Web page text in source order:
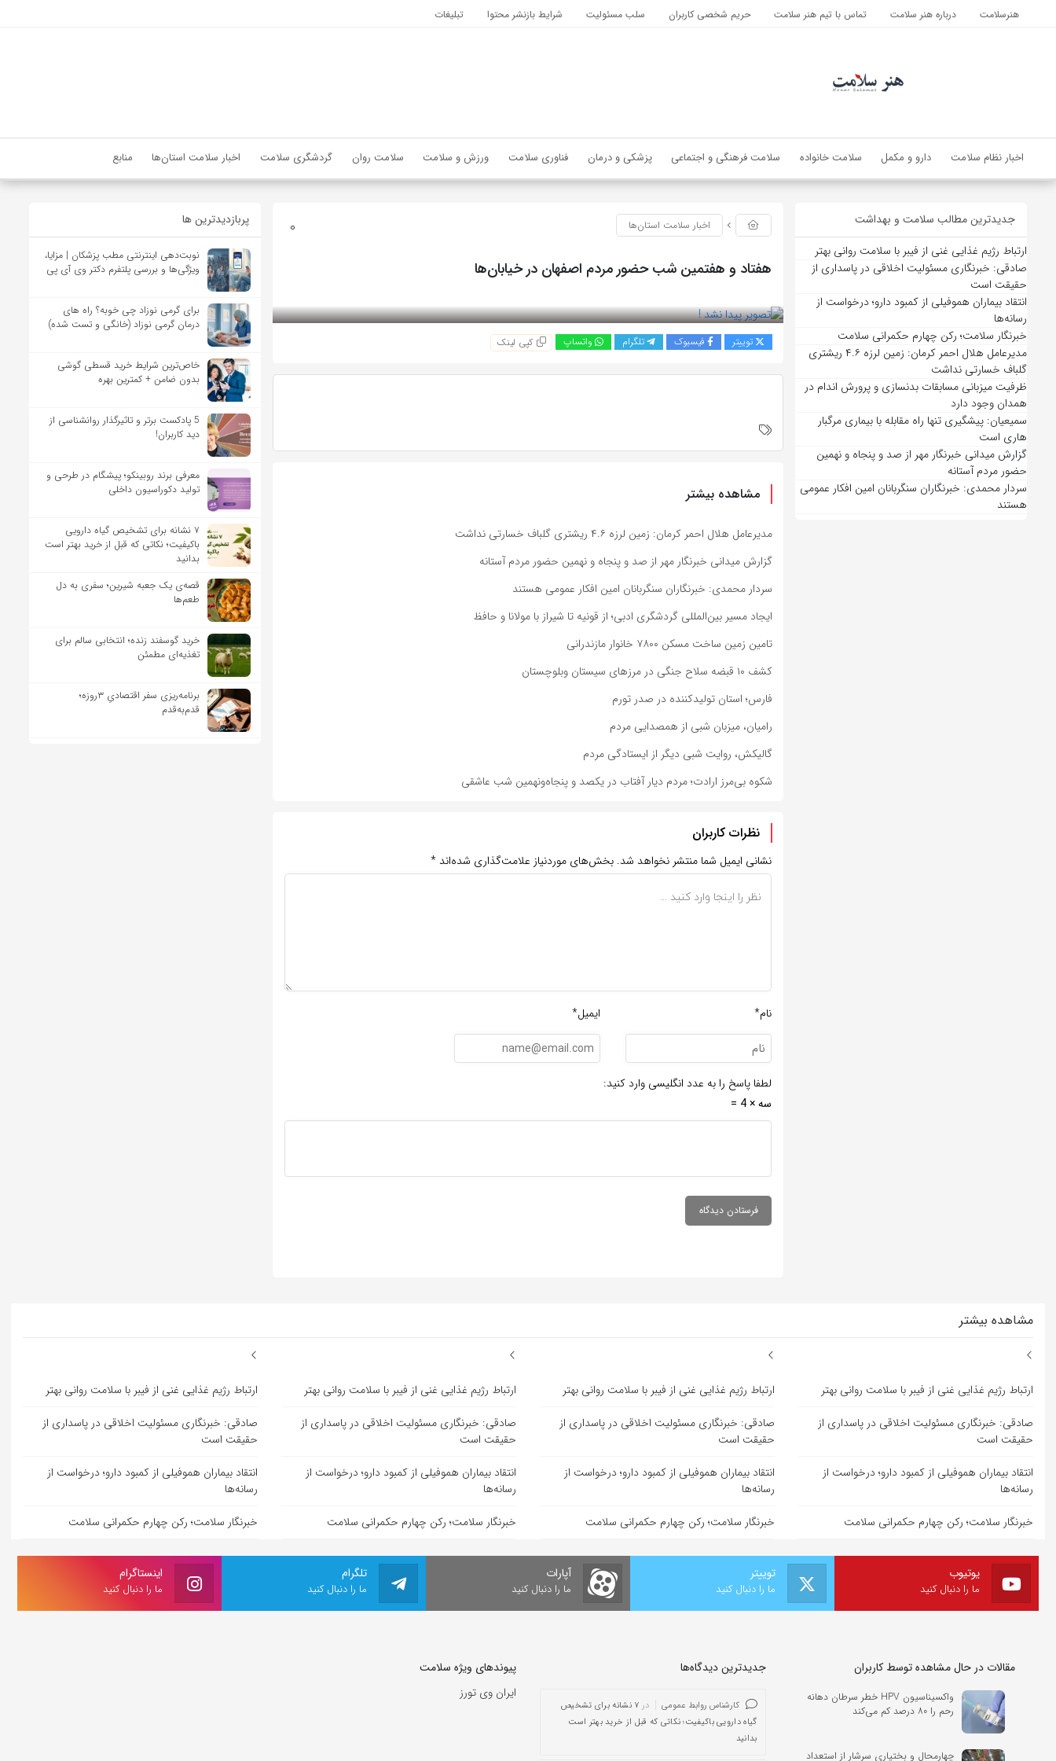
هنرسلامت درباره هنر سلامت تماس با تیم هنر سلامت حریم شخصی کاربران سلب مسئولیت شرایط بازنشر محتوا تبلیغات
اخبار نظام سلامت دارو و مکمل سلامت خانواده سلامت فرهنگی و اجتماعی پزشکی و درمان فناوری سلامت ورزش و سلامت سلامت روان گردشگری سلامت اخبار سلامت استان‌ها منابع
جدیدترین مطالب سلامت و بهداشت
ارتباط رژیم غذایی غنی از فیبر با سلامت روانی بهتر
صادقی: خبرنگاری مسئولیت اخلاقی در پاسداری از
حقیقت است
انتقاد بیماران هموفیلی از کمبود دارو؛ درخواست از
رسانه‌ها
خبرنگار سلامت؛ رکن چهارم حکمرانی سلامت
مدیرعامل هلال احمر کرمان: زمین لرزه ۴.۶ ریشتری
گلباف خسارتی نداشت
ظرفیت میزبانی مسابقات بدنسازی و پرورش اندام در
همدان وجود دارد
سمیعیان: پیشگیری تنها راه مقابله با بیماری مرگبار
هاری است
گزارش میدانی خبرنگار مهر از صد و پنجاه و نهمین
حضور مردم آستانه
سردار محمدی: خبرنگاران سنگربانان امین افکار عمومی
هستند
0 اخبار سلامت استان‌ها
هفتاد و هفتمین شب حضور مردم اصفهان در خیابان‌ها
توییتر فیسبوک تلگرام واتساپ کپی لینک
مشاهده بیشتر
مدیرعامل هلال احمر کرمان: زمین لرزه ۴.۶ ریشتری گلباف خسارتی نداشت
گزارش میدانی خبرنگار مهر از صد و پنجاه و نهمین حضور مردم آستانه
سردار محمدی: خبرنگاران سنگربانان امین افکار عمومی هستند
ایجاد مسیر بین‌المللی گردشگری ادبی؛ از قونیه تا شیراز با مولانا و حافظ
تامین زمین ساخت مسکن ۷۸۰۰ خانوار مازندرانی
کشف ۱۰ قبضه سلاح جنگی در مرزهای سیستان وبلوچستان
فارس؛ استان تولیدکننده در صدر تورم
رامیان، میزبان شبی از همصدایی مردم
گالیکش، روایت شبی دیگر از ایستادگی مردم
شکوه بی‌مرز ارادت؛ مردم دیار آفتاب در یکصد و پنجاه‌ونهمین شب عاشقی
نظرات کاربران
نشانی ایمیل شما منتشر نخواهد شد. بخش‌های موردنیاز علامت‌گذاری شده‌اند *
نام* ایمیل*
لطفا پاسخ را به عدد انگلیسی وارد کنید:
سه × 4 =
پربازدیدترین ها
نوبت‌دهی اینترنتی مطب پزشکان | مزایا،
ویژگی‌ها و بررسی پلتفرم دکتر وی آی پی
برای گرمی نوزاد چی خوبه؟ راه های
درمان گرمی نوزاد (خانگی و تست شده)
خاص‌ترین شرایط خرید قسطی گوشی
بدون ضامن + کمترین بهره
5 پادکست برتر و تاثیرگذار روانشناسی از
دید کاربران!
معرفی برند روبینکو؛ پیشگام در طرحی و
تولید دکوراسیون داخلی
۷ نشانه برای تشخیص گیاه دارویی
باکیفیت؛ نکاتی که قبل از خرید بهتر است
بدانید
قصه‌ی یک جعبه شیرین؛ سفری به دل
طعم‌ها
خرید گوسفند زنده؛ انتخابی سالم برای
تغذیه‌ای مطمئن
برنامه‌ریزی سفر اقتصادیِ ۳روزه؛
قدم‌به‌قدم
مشاهده بیشتر
ارتباط رژیم غذایی غنی از فیبر با سلامت روانی بهتر
صادقی: خبرنگاری مسئولیت اخلاقی در پاسداری از
حقیقت است
انتقاد بیماران هموفیلی از کمبود دارو؛ درخواست از
رسانه‌ها
خبرنگار سلامت؛ رکن چهارم حکمرانی سلامت
ارتباط رژیم غذایی غنی از فیبر با سلامت روانی بهتر
صادقی: خبرنگاری مسئولیت اخلاقی در پاسداری از
حقیقت است
انتقاد بیماران هموفیلی از کمبود دارو؛ درخواست از
رسانه‌ها
خبرنگار سلامت؛ رکن چهارم حکمرانی سلامت
ارتباط رژیم غذایی غنی از فیبر با سلامت روانی بهتر
صادقی: خبرنگاری مسئولیت اخلاقی در پاسداری از
حقیقت است
انتقاد بیماران هموفیلی از کمبود دارو؛ درخواست از
رسانه‌ها
خبرنگار سلامت؛ رکن چهارم حکمرانی سلامت
ارتباط رژیم غذایی غنی از فیبر با سلامت روانی بهتر
صادقی: خبرنگاری مسئولیت اخلاقی در پاسداری از
حقیقت است
انتقاد بیماران هموفیلی از کمبود دارو؛ درخواست از
رسانه‌ها
خبرنگار سلامت؛ رکن چهارم حکمرانی سلامت
اینستاگرام
ما را دنبال کنید
تلگرام
ما را دنبال کنید
آپارات
ما را دنبال کنید
توییتر
ما را دنبال کنید
یوتیوب
ما را دنبال کنید
مقالات در حال مشاهده توسط کاربران
واکسیناسیون HPV خطر سرطان دهانه
رحم را ۸۰ درصد کم می‌کند
چهارمحال و بختیاری سرشار از استعداد
جدیدترین دیدگاه‌‌ها
کارشناس روابط عمومی در
۷ نشانه برای تشخیص
گیاه دارویی باکیفیت؛ نکاتی که قبل از خرید بهتر است
بدانید
پیوندهای ویژه سلامت
ایران وی تورز